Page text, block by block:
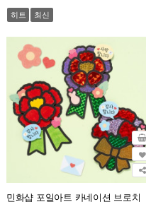
히트 최신
민화샵 포일아트 카네이션 브로치